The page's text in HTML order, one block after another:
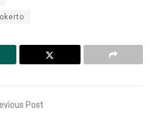
Post